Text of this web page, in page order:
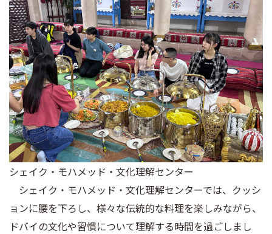
シェイク・モハメッド・文化理解センター
シェイク・モハメッド・文化理解センターでは、クッシ
ョンに腰を下ろし、様々な伝統的な料理を楽しみながら、
ドバイの文化や習慣について理解する時間を過ごしまし